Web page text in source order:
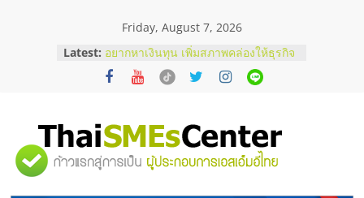
Friday, August 7, 2026
Latest: อยากหาเงินทุน เพิ่มสภาพคล่องให้ธุรกิจ
เริ่มยังไงให้ผ่านฉลุย
สัมมนาออนไลน์ โอกาสบริหารสถานี
ThaiFranchise Meet Up จับคู่แฟรน
ไชส์ ครั้งที่ 8
ร้านเครื่องเสียงคุณภาพสูง พร้อม
"ศูนย์